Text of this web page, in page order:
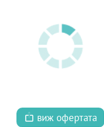
виж офертата